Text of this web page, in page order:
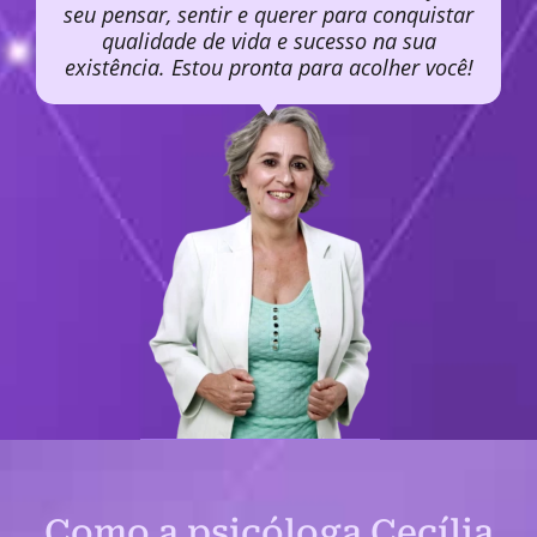
seu pensar, sentir e querer para conquistar
qualidade de vida e sucesso na sua
existência. Estou pronta para acolher você!